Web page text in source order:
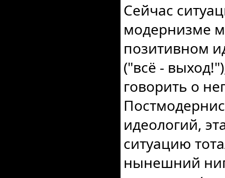
Сейчас
модернизме
позитивном
("всё -
говорить о
идеологий,
ситуацию
нынешний